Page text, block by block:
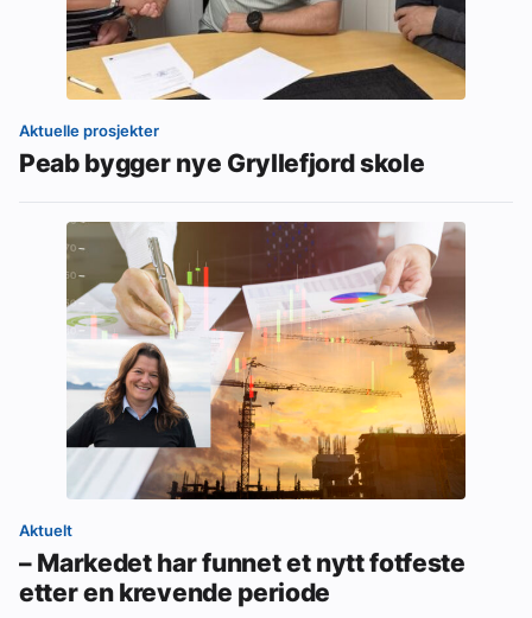
Aktuelle prosjekter
Peab bygger nye Gryllefjord skole
Aktuelt
– Markedet har funnet et nytt fotfeste
etter en krevende periode